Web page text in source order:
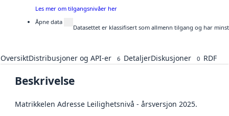
Les mer om tilgangsnivåer her
Åpne data
Datasettet er klassifisert som allmenn tilgang og har
OversiktDistribusjoner og API-er 6 DetaljerDiskusjoner 0 RDF
Beskrivelse
Matrikkelen Adresse Leilighetsnivå - årsversjon 2025.